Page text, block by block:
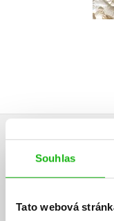
Souhlas
Tato webová
HODNOCENÍ
V současné době